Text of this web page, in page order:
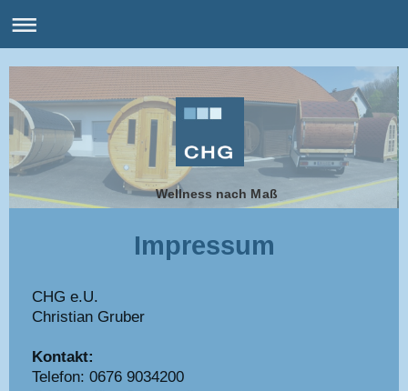
Wellness nach Maß
Impressum
CHG e.U.
Christian Gruber
Kontakt:
Telefon: 0676 9034200